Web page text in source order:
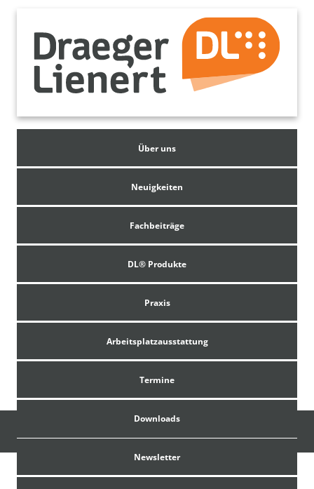
Über uns
Neuigkeiten
Fachbeiträge
DL® Produkte
Praxis
Arbeitsplatzausstattung
Termine
Downloads
Newsletter